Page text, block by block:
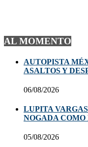
AL MOMENTO
AUTOPISTA
ASALTOS Y
06/08/2026
LUPITA
NOGADA
05/08/2026